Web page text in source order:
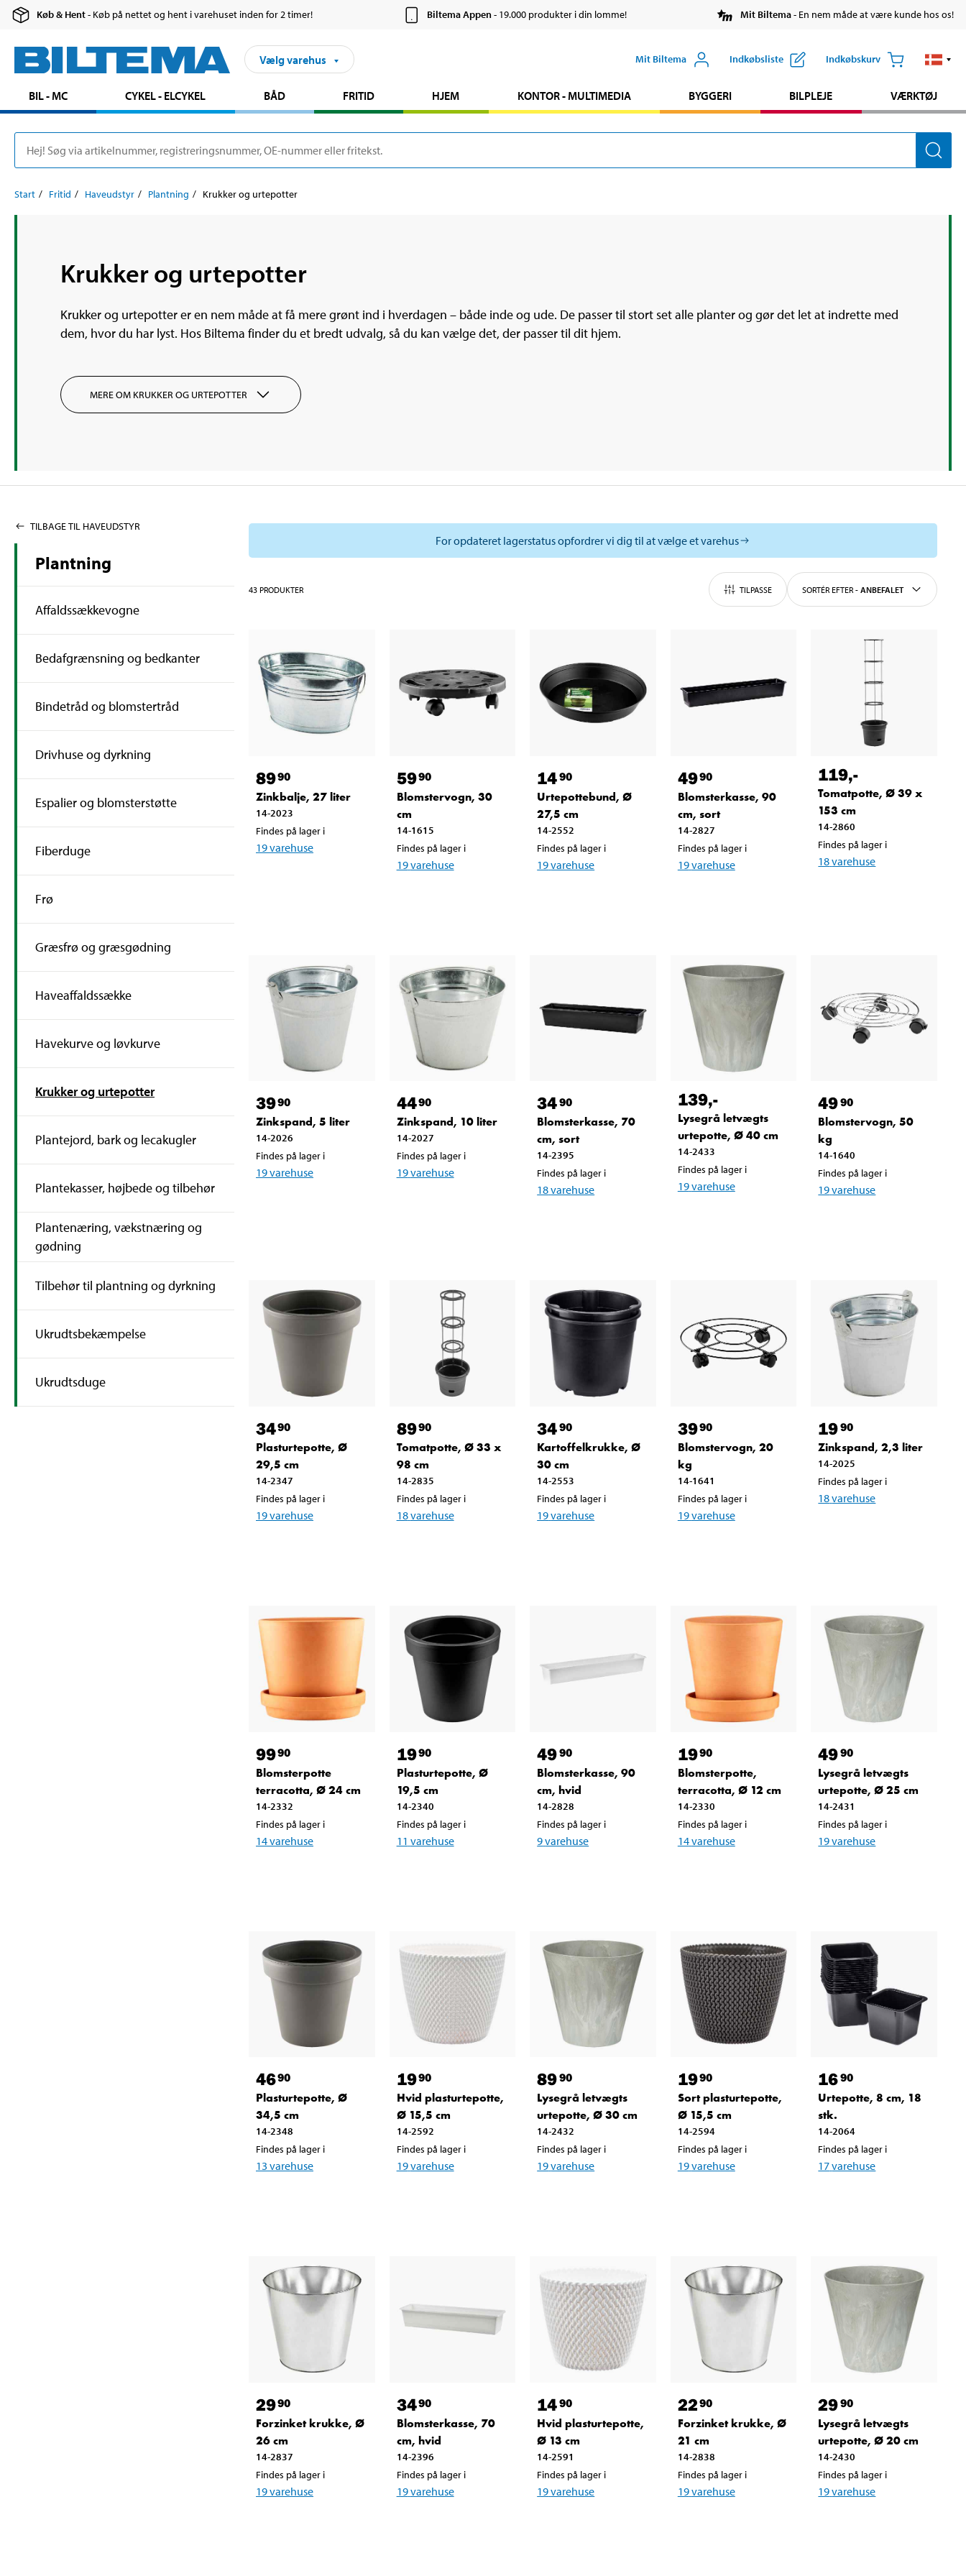
Køb & Hent- Køb på nettet og hent i varehuset inden for 2 timer! Biltema Appen- 19.000 produkter i din lomme! Mit Biltema- En nem måde at være kunde hos os!
Vælg varehus Mit Biltema Indkøbsliste Indkøbskurv
BIL - MC CYKEL - ELCYKEL BÅD FRITID HJEM KONTOR - MULTIMEDIA BYGGERI BILPLEJE VÆRKTØJ
Start Fritid Haveudstyr Plantning Krukker og urtepotter
Krukker og urtepotter
Krukker og urtepotter er en nem måde at få mere grønt ind i hverdagen – både inde og ude. De passer til stort set alle planter og gør det let at indrette med
dem, hvor du har lyst. Hos Biltema finder du et bredt udvalg, så du kan vælge det, der passer til dit hjem.
MERE OM KRUKKER OG URTEPOTTER
TILBAGE TIL HAVEUDSTYR
Plantning
Affaldssækkevogne
Bedafgrænsning og bedkanter
Bindetråd og blomstertråd
Drivhuse og dyrkning
Espalier og blomsterstøtte
Fiberduge
Frø
Græsfrø og græsgødning
Haveaffaldssække
Havekurve og løvkurve
Krukker og urtepotter
Plantejord, bark og lecakugler
Plantekasser, højbede og tilbehør
Plantenæring, vækstnæring og
gødning
Tilbehør til plantning og dyrkning
Ukrudtsbekæmpelse
Ukrudtsduge
For opdateret lagerstatus opfordrer vi dig til at vælge et varehus
43 PRODUKTER TILPASSE SORTÉR EFTER - ANBEFALET
8990
Zinkbalje, 27 liter
14-2023
Findes på lager i
19varehuse
5990
Blomstervogn, 30
cm
14-1615
Findes på lager i
19varehuse
1490
Urtepottebund, Ø
27,5 cm
14-2552
Findes på lager i
19varehuse
4990
Blomsterkasse, 90
cm, sort
14-2827
Findes på lager i
19varehuse
119,-
Tomatpotte, Ø 39 x
153 cm
14-2860
Findes på lager i
18varehuse
3990
Zinkspand, 5 liter
14-2026
Findes på lager i
19varehuse
4490
Zinkspand, 10 liter
14-2027
Findes på lager i
19varehuse
3490
Blomsterkasse, 70
cm, sort
14-2395
Findes på lager i
18varehuse
139,-
Lysegrå letvægts
urtepotte, Ø 40 cm
14-2433
Findes på lager i
19varehuse
4990
Blomstervogn, 50
kg
14-1640
Findes på lager i
19varehuse
3490
Plasturtepotte, Ø
29,5 cm
14-2347
Findes på lager i
19varehuse
8990
Tomatpotte, Ø 33 x
98 cm
14-2835
Findes på lager i
18varehuse
3490
Kartoffelkrukke, Ø
30 cm
14-2553
Findes på lager i
19varehuse
3990
Blomstervogn, 20
kg
14-1641
Findes på lager i
19varehuse
1990
Zinkspand, 2,3 liter
14-2025
Findes på lager i
18varehuse
9990
Blomsterpotte
terracotta, Ø 24 cm
14-2332
Findes på lager i
14varehuse
1990
Plasturtepotte, Ø
19,5 cm
14-2340
Findes på lager i
11 varehuse
4990
Blomsterkasse, 90
cm, hvid
14-2828
Findes på lager i
9varehuse
1990
Blomsterpotte,
terracotta, Ø 12 cm
14-2330
Findes på lager i
14varehuse
4990
Lysegrå letvægts
urtepotte, Ø 25 cm
14-2431
Findes på lager i
19varehuse
4690
Plasturtepotte, Ø
34,5 cm
14-2348
Findes på lager i
13 varehuse
1990
Hvid plasturtepotte,
Ø 15,5 cm
14-2592
Findes på lager i
19varehuse
8990
Lysegrå letvægts
urtepotte, Ø 30 cm
14-2432
Findes på lager i
19varehuse
1990
Sort plasturtepotte,
Ø 15,5 cm
14-2594
Findes på lager i
19varehuse
1690
Urtepotte, 8 cm, 18
stk.
14-2064
Findes på lager i
17varehuse
2990
Forzinket krukke, Ø
26 cm
14-2837
Findes på lager i
19varehuse
3490
Blomsterkasse, 70
cm, hvid
14-2396
Findes på lager i
19varehuse
1490
Hvid plasturtepotte,
Ø 13 cm
14-2591
Findes på lager i
19varehuse
2290
Forzinket krukke, Ø
21 cm
14-2838
Findes på lager i
19varehuse
2990
Lysegrå letvægts
urtepotte, Ø 20 cm
14-2430
Findes på lager i
19varehuse